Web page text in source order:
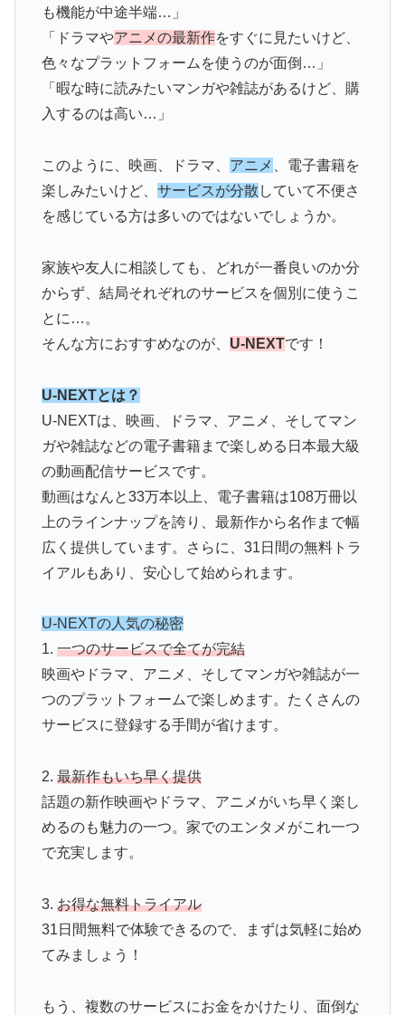
も機能が中途半端…」
「ドラマやアニメの最新作をすぐに見たいけど、
色々なプラットフォームを使うのが面倒…」
「暇な時に読みたいマンガや雑誌があるけど、購
入するのは高い…」
このように、映画、ドラマ、 アニメ
、電子書籍を
楽しみたいけど、 サービスが分散 していて不便さ
を感じている方は多いのではないでしょうか。
家族や友人に相談しても、どれが一番良いのか分
からず、結局それぞれのサービスを個別に使うこ
とに…。
そんな方におすすめなのが、 U-NEXTです！
U-NEXTとは？
U-NEXTは、映画、ドラマ、アニメ、そしてマン
ガや雑誌などの電子書籍まで楽しめる日本最大級
の動画配信サービスです。
動画はなんと33万本以上、電子書籍は108万冊以
上のラインナップを誇り、最新作から名作まで幅
広く提供しています。さらに、31日間の無料トラ
イアルもあり、安心して始められます。
U-NEXTの人気の秘密
1. 一つのサービスで全てが完結
映画やドラマ、アニメ、そしてマンガや雑誌が一
つのプラットフォームで楽しめます。たくさんの
サービスに登録する手間が省けます。
2. 最新作もいち早く提供
話題の新作映画やドラマ、アニメがいち早く楽し
めるのも魅力の一つ。家でのエンタメがこれ一つ
で充実します。
3. お得な無料トライアル
31日間無料で体験できるので、まずは気軽に始め
てみましょう！
もう、複数のサービスにお金をかけたり、面倒な